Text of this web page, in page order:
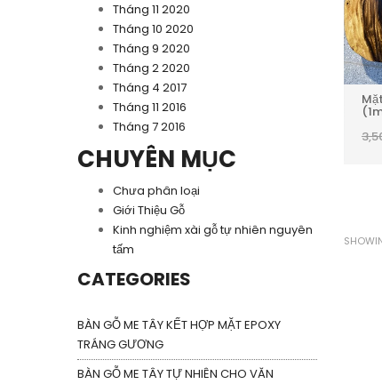
Tháng 11 2020
Tháng 10 2020
Tháng 9 2020
Tháng 2 2020
Tháng 4 2017
Tháng 11 2016
Tháng 7 2016
CHUYÊN MỤC
Chưa phân loại
Giới Thiệu Gỗ
Kinh nghiệm xài gỗ tự nhiên nguyên
tấm
CATEGORIES
BÀN GỖ ME TÂY KẾT HỢP MẶT EPOXY
TRÁNG GƯƠNG
BÀN GỖ ME TÂY TỰ NHIÊN CHO VĂN